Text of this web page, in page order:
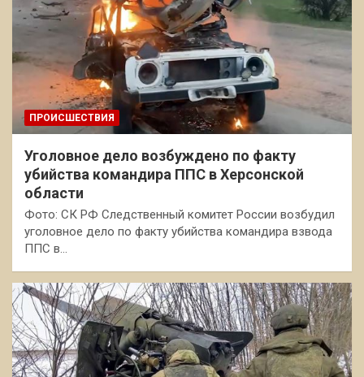
ПРОИСШЕСТВИЯ
Уголовное дело возбуждено по факту
убийства командира ППС в Херсонской
области
Фото: СК РФ Следственный комитет России возбудил
уголовное дело по факту убийства командира взвода
ППС в…